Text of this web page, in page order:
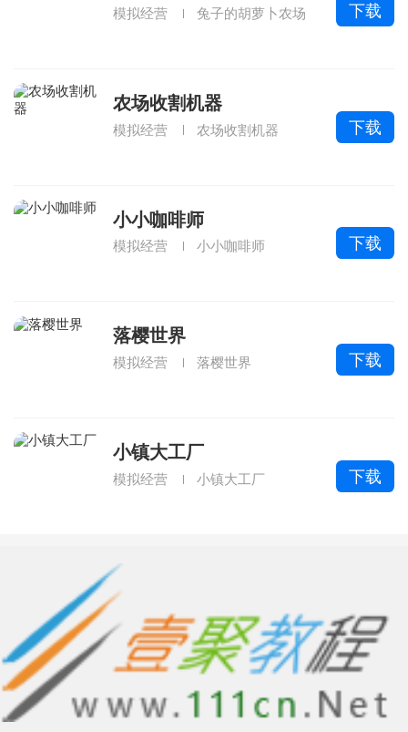
模拟经营 兔子的胡萝卜农场 下载
农场收割机器
模拟经营 农场收割机器 下载
小小咖啡师
模拟经营 小小咖啡师 下载
落樱世界
模拟经营 落樱世界 下载
小镇大工厂
模拟经营 小镇大工厂 下载